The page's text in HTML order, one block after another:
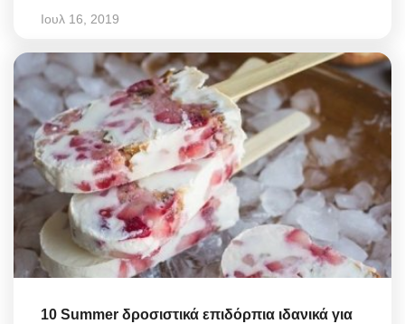
Ιουλ 16, 2019
10 Summer δροσιστικά επιδόρπια ιδανικά για